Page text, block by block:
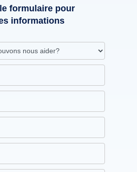
formulaire pour
informations